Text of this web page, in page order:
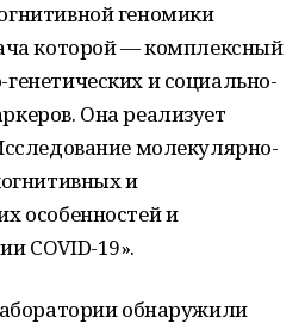
геномики
которой — комплексный
и социально-
Она реализует
молекулярно-
и
особенностей и
COVID-19».
обнаружили